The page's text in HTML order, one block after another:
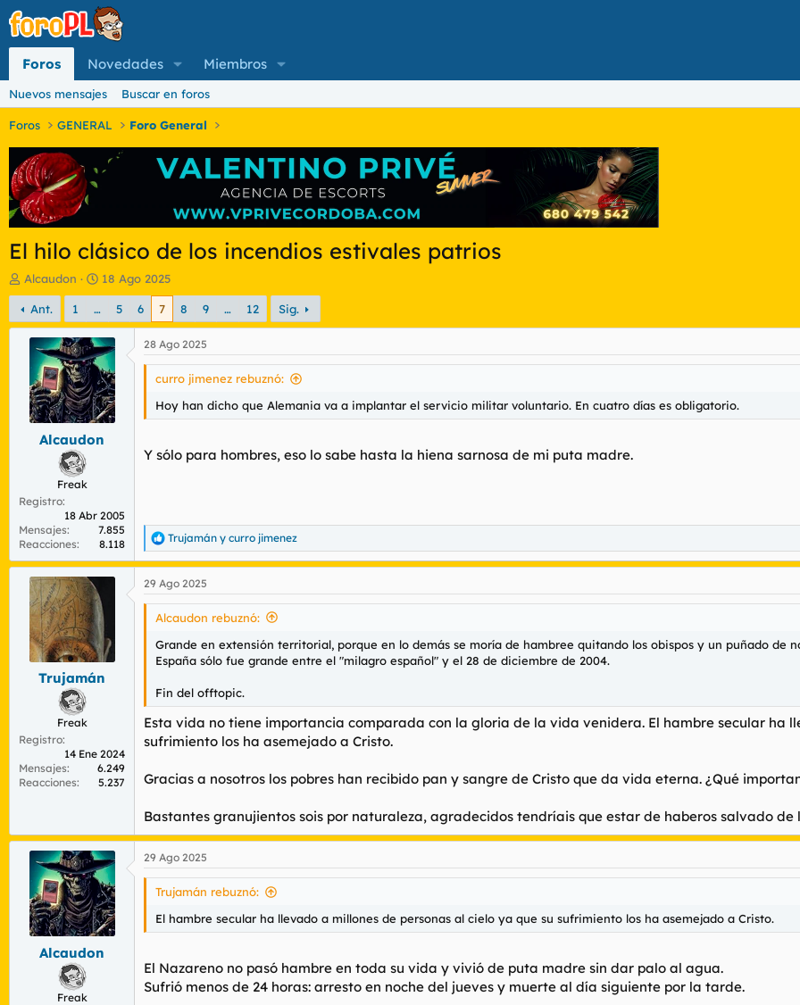
Foros Novedades Miembros
Nuevos mensajes Buscar en foros
Foros GENERAL Foro General
El hilo clásico de los incendios estivales patrios
I
n
i
c
o
d
m
Alcaudon
F
e
h
a
d
e
i
n
i
c
18 Ago 2025
Ant. 1 … 5 6 7 8 9 … 12 Sig.
Alcaudon
Freak
Registro
18 Abr 2005
Mensajes
7.855
Reacciones
8.118
28 Ago 2025
curro jimenez rebuznó:
Hoy han dicho que Alemania va a implantar el servicio militar voluntario. En cuatro días es obligatorio.
Y sólo para hombres, eso lo sabe hasta la hiena sarnosa de mi puta madre.
R
e
a
c
c
n
Trujamán y curro jimenez
Trujamán
Freak
Registro
14 Ene 2024
Mensajes
6.249
Reacciones
5.237
29 Ago 2025
Alcaudon rebuznó:
Grande en extensión territorial, porque en lo demás se moría de hambree quitando los obispos y un puñado de
España sólo fue grande entre el "milagro español" y el 28 de diciembre de 2004.
Fin del offtopic.
Esta vida no tiene importancia comparada con la gloria de la vida venidera. El hambre secular ha
sufrimiento los ha asemejado a Cristo.
Gracias a nosotros los pobres han recibido pan y sangre de Cristo que da vida eterna. ¿Qué
Bastantes granujientos sois por naturaleza, agradecidos tendríais que estar de haberos salvado de
Alcaudon
Freak
29 Ago 2025
Trujamán rebuznó:
El hambre secular ha llevado a millones de personas al cielo ya que su sufrimiento los ha asemejado a Cristo.
El Nazareno no pasó hambre en toda su vida y vivió de puta madre sin dar palo al agua.
Sufrió menos de 24 horas: arresto en noche del jueves y muerte al día siguiente por la tarde.